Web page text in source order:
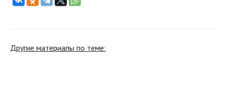
Другие материалы по теме: